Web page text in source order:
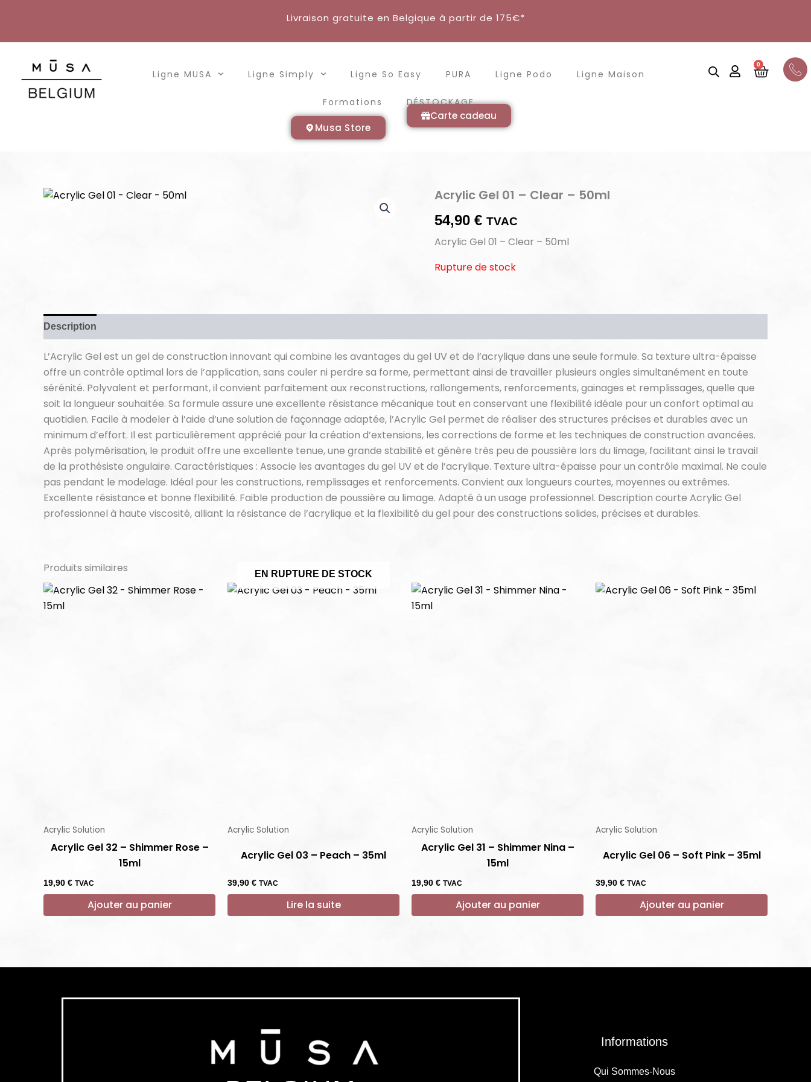
Livraison gratuite en Belgique à partir de 175€*
Ligne MUSA Ligne Simply Ligne So Easy PURA Ligne Podo Ligne Maison
Formations DÉSTOCKAGE
Musa Store
Carte cadeau
0
Panier
Acrylic Gel 01 – Clear – 50ml
54,90 € TVAC
Acrylic Gel 01 – Clear – 50ml
Rupture de stock
Description
L’Acrylic Gel est un gel de construction innovant qui combine les avantages du gel UV et de l’acrylique dans une seule formule. Sa texture ultra-épaisse
offre un contrôle optimal lors de l’application, sans couler ni perdre sa forme, permettant ainsi de travailler plusieurs ongles simultanément en toute
sérénité. Polyvalent et performant, il convient parfaitement aux reconstructions, rallongements, renforcements, gainages et remplissages, quelle que
soit la longueur souhaitée. Sa formule assure une excellente résistance mécanique tout en conservant une flexibilité idéale pour un confort optimal au
quotidien. Facile à modeler à l’aide d’une solution de façonnage adaptée, l’Acrylic Gel permet de réaliser des structures précises et durables avec un
minimum d’effort. Il est particulièrement apprécié pour la création d’extensions, les corrections de forme et les techniques de construction avancées.
Après polymérisation, le produit offre une excellente tenue, une grande stabilité et génère très peu de poussière lors du limage, facilitant ainsi le travail
de la prothésiste ongulaire. Caractéristiques : Associe les avantages du gel UV et de l’acrylique. Texture ultra-épaisse pour un contrôle maximal. Ne coule
pas pendant le modelage. Idéal pour les constructions, remplissages et renforcements. Convient aux longueurs courtes, moyennes ou extrêmes.
Excellente résistance et bonne flexibilité. Faible production de poussière au limage. Adapté à un usage professionnel. Description courte Acrylic Gel
professionnel à haute viscosité, alliant la résistance de l’acrylique et la flexibilité du gel pour des constructions solides, précises et durables.
Produits similaires
Acrylic Solution
Acrylic Gel 32 – Shimmer Rose –
15ml
19,90 € TVAC
Ajouter au panier
EN RUPTURE DE STOCK
Acrylic Solution
Acrylic Gel 03 – Peach – 35ml
39,90 € TVAC
Lire la suite
Acrylic Solution
Acrylic Gel 31 – Shimmer Nina –
15ml
19,90 € TVAC
Ajouter au panier
Acrylic Solution
Acrylic Gel 06 – Soft Pink – 35ml
39,90 € TVAC
Ajouter au panier
Informations
Qui Sommes-Nous